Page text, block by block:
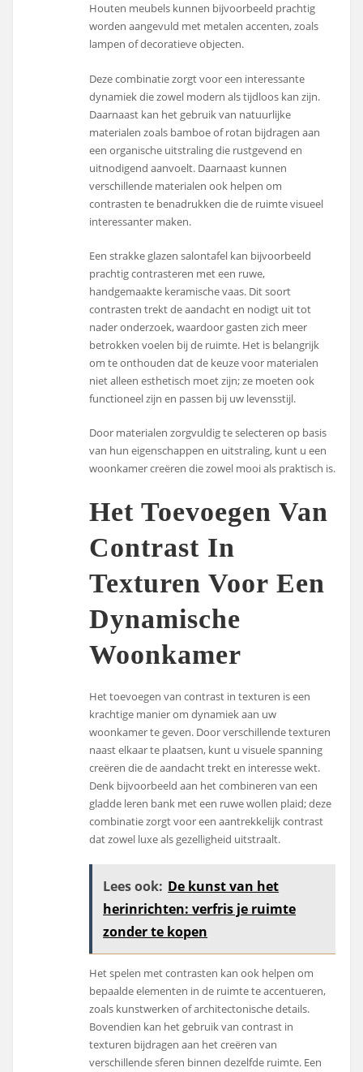
Houten meubels kunnen bijvoorbeeld prachtig
worden aangevuld met metalen accenten, zoals
lampen of decoratieve objecten.
Deze combinatie zorgt voor een interessante
dynamiek die zowel modern als tijdloos kan zijn.
Daarnaast kan het gebruik van natuurlijke
materialen zoals bamboe of rotan bijdragen aan
een organische uitstraling die rustgevend en
uitnodigend aanvoelt. Daarnaast kunnen
verschillende materialen ook helpen om
contrasten te benadrukken die de ruimte visueel
interessanter maken.
Een strakke glazen salontafel kan bijvoorbeeld
prachtig contrasteren met een ruwe,
handgemaakte keramische vaas. Dit soort
contrasten trekt de aandacht en nodigt uit tot
nader onderzoek, waardoor gasten zich meer
betrokken voelen bij de ruimte. Het is belangrijk
om te onthouden dat de keuze voor materialen
niet alleen esthetisch moet zijn; ze moeten ook
functioneel zijn en passen bij uw levensstijl.
Door materialen zorgvuldig te selecteren op basis
van hun eigenschappen en uitstraling, kunt u een
woonkamer creëren die zowel mooi als praktisch is.
Het Toevoegen Van
Contrast In
Texturen Voor Een
Dynamische
Woonkamer
Het toevoegen van contrast in texturen is een
krachtige manier om dynamiek aan uw
woonkamer te geven. Door verschillende texturen
naast elkaar te plaatsen, kunt u visuele spanning
creëren die de aandacht trekt en interesse wekt.
Denk bijvoorbeeld aan het combineren van een
gladde leren bank met een ruwe wollen plaid; deze
combinatie zorgt voor een aantrekkelijk contrast
dat zowel luxe als gezelligheid uitstraalt.
Lees ook: De kunst van het
herinrichten: verfris je ruimte
zonder te kopen
Het spelen met contrasten kan ook helpen om
bepaalde elementen in de ruimte te accentueren,
zoals kunstwerken of architectonische details.
Bovendien kan het gebruik van contrast in
texturen bijdragen aan het creëren van
verschillende sferen binnen dezelfde ruimte. Een